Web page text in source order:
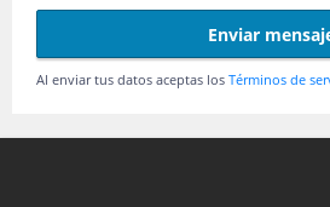
Enviar
Al enviar tus datos aceptas los Términos de